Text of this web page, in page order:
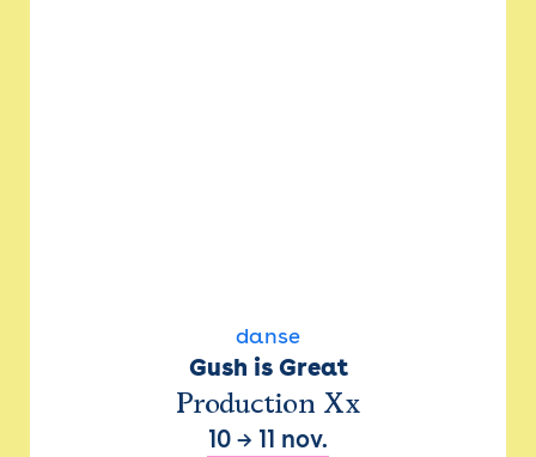
danse
Gush is Great
Production Xx
10 → 11 nov.